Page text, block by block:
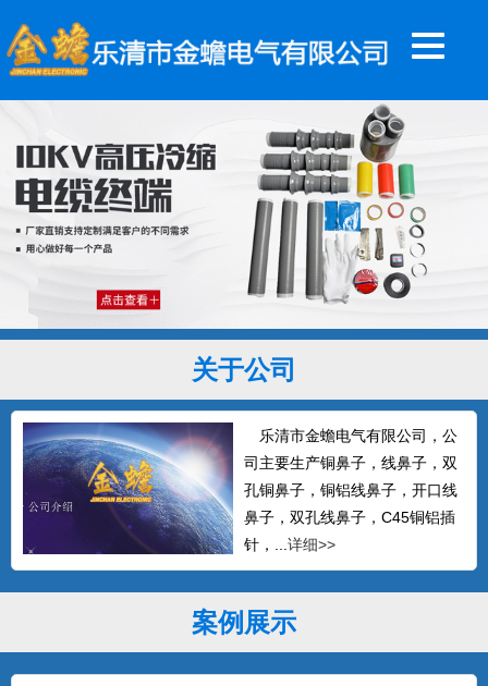
关于公司
乐清市金蟾电气有限公司，公
司主要生产铜鼻子，线鼻子，双
孔铜鼻子，铜铝线鼻子，开口线
鼻子，双孔线鼻子，C45铜铝插
针，...详细>>
案例展示